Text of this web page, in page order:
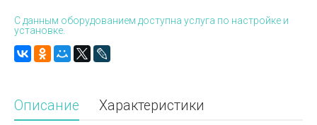
С данным оборудованием доступна услуга по настройке и
установке.
Описание Характеристики